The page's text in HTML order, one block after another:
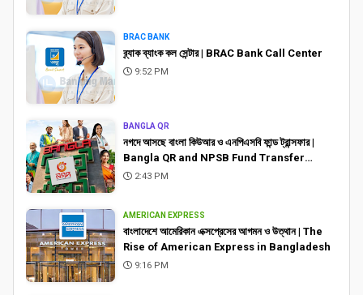
BRAC BANK
ব্র্যাক ব্যাংক কল সেন্টার | BRAC Bank Call Center
9:52 PM
BANGLA QR
নগদে আসছে বাংলা কিউআর ও এনপিএসবি ফান্ড ট্রান্সফার |
Bangla QR and NPSB Fund Transfer
Coming to Nagad
2:43 PM
AMERICAN EXPRESS
বাংলাদেশে আমেরিকান এক্সপ্রেসের আগমন ও উত্থান | The
Rise of American Express in Bangladesh
9:16 PM